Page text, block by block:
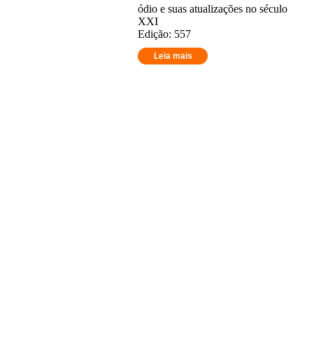
ódio e suas atualizações no século
XXI
Edição: 557
Leia mais